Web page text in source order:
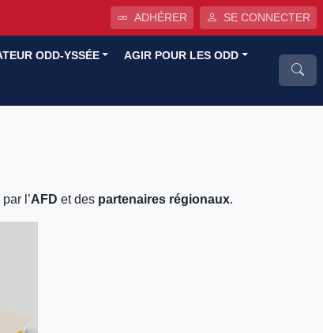
ADHÉRER SE CONNECTER
ODD-YSSÉE AGIR POUR LES ODD
l’AFD et des partenaires régionaux.